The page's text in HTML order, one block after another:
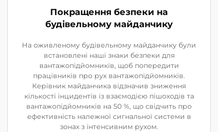
Покращення безпеки на
будівельному майданчику
На оживленому будівельному майданчику були
встановлені наші знаки безпеки для
вантажопідйомників, щоб попередити
працівників про рух вантажопідйомників.
Керівник майданчика відзначив зниження
кількості інцидентів із взаємодією пішоходів та
вантажопідйомників на 50 %, що свідчить про
ефективність належної сигнальної системи в
зонах з інтенсивним рухом.